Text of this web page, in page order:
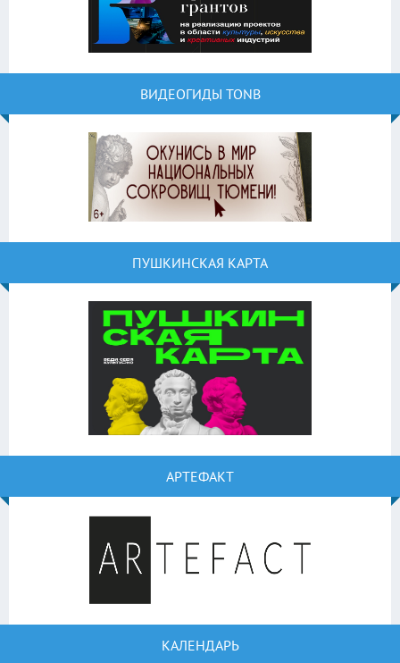
ВИДЕОГИДЫ TONB
ПУШКИНСКАЯ КАРТА
АРТЕФАКТ
КАЛЕНДАРЬ